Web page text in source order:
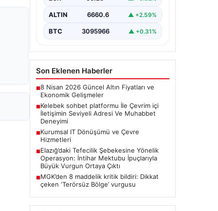
seviyeli bir şekilde irtibat kurması
Günümüzde çeşitli…
ALTIN 6660.6 ▲ +2.59%
BTC 3095966 ▲ +0.31%
Son Eklenen Haberler
■8 Nisan 2026 Güncel Altın Fiyatları ve
Ekonomik Gelişmeler
■Kelebek sohbet platformu İle Çevrim içi
İletişimin Seviyeli Adresi Ve Muhabbet
Deneyimi
■Kurumsal IT Dönüşümü ve Çevre
Hizmetleri
■Elazığ’daki Tefecilik Şebekesine Yönelik
Operasyon: İntihar Mektubu İpuçlarıyla
Büyük Vurgun Ortaya Çıktı
■MGK’den 8 maddelik kritik bildiri: Dikkat
çeken ‘Terörsüz Bölge’ vurgusu